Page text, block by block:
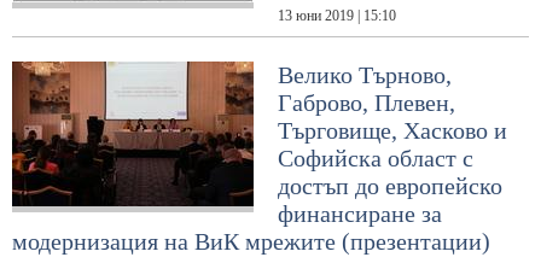
13 юни 2019 | 15:10
Велико Търново,
Габрово, Плевен,
Търговище, Хасково и
Софийска област с
достъп до европейско
финансиране за
модернизация на ВиК мрежите (презентации)